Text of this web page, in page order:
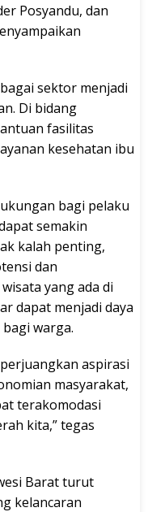
Posyandu, dan
sektor menjadi
Di bidang
fasilitas
kesehatan ibu
bagi pelaku
semakin
kalah penting,
dan
yang ada di
dapat menjadi daya
warga.
aspirasi
masyarakat,
terakomodasi
kita,” tegas
Barat turut
kelancaran